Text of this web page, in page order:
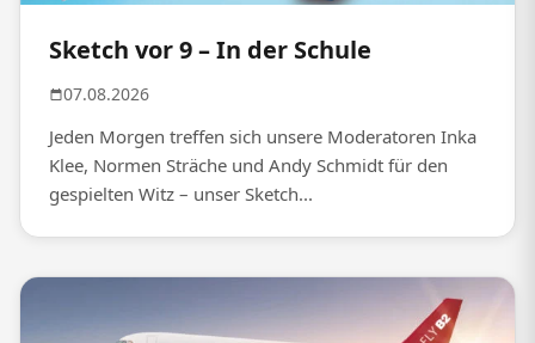
Sketch vor 9 – In der Schule
07.08.2026
Jeden Morgen treffen sich unsere Moderatoren Inka
Klee, Normen Sträche und Andy Schmidt für den
gespielten Witz – unser Sketch...